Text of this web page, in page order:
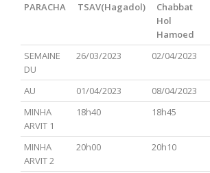
PARACHA TSAV(Hagadol)
Chabbat
Hol
Hamoed
PARACHA TSAV(Hagadol)
Chabbat
Hamoed
SEMAINE
DU
26/03/2023 02/04/2023
AU 01/04/2023 08/04/2023
MINHA
ARVIT 1
18h40 18h45
MINHA
ARVIT 2
20h00 20h10